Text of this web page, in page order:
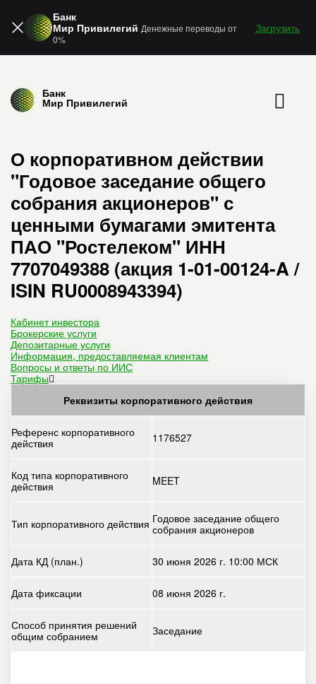
Банк
Мир Привилегий Денежные переводы от
0%
Загрузить
Банк
Мир Привилегий
О корпоративном действии
"Годовое заседание общего
собрания акционеров" с
ценными бумагами эмитента
ПАО "Ростелеком" ИНН
7707049388 (акция 1-01-00124-A /
ISIN RU0008943394)
Кабинет инвестора
Брокерские услуги
Депозитарные услуги
Информация, предоставляемая клиентам
Вопросы и ответы по ИИС
Тарифы
Реквизиты корпоративного действия
Референс корпоративного
действия
1176527
Код типа корпоративного
действия
MEET
Тип корпоративного действия Годовое заседание общего
собрания акционеров
Дата КД (план.) 30 июня 2026 г. 10:00 МСК
Дата фиксации 08 июня 2026 г.
Способ принятия решений
общим собранием
Заседание